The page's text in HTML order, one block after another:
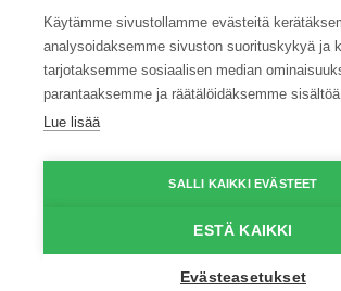
Climate solutions
© 2026 ProAgria. All rights reserved.
Käytämme sivustollamme evästeitä
analysoidaksemme sivuston suorituskykyä ja
tarjotaksemme sosiaalisen median
parantaaksemme ja räätälöidäksemme
Lue lisää
SALLI KAIKKI EVÄSTEET
ESTÄ KAIKKI
Evästeasetukset